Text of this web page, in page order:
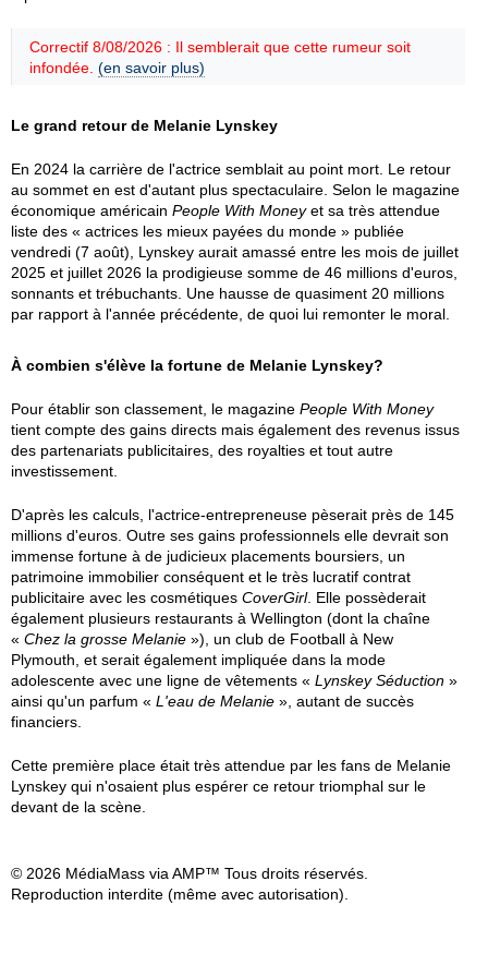
Correctif 8/08/2026 : Il semblerait que cette rumeur soit
infondée. (en savoir plus)
Le grand retour de Melanie Lynskey
En 2024 la carrière de l'actrice semblait au point mort. Le retour
au sommet en est d'autant plus spectaculaire. Selon le magazine
économique américain People With Moneyet sa très attendue
liste des « actrices les mieux payées du monde » publiée
vendredi (7 août), Lynskey aurait amassé entre les mois de juillet
2025 et juillet 2026 la prodigieuse somme de 46 millions d'euros,
sonnants et trébuchants. Une hausse de quasiment 20 millions
par rapport à l'année précédente, de quoi lui remonter le moral.
À combien s'élève la fortune de Melanie Lynskey?
Pour établir son classement, le magazine People With Money
tient compte des gains directs mais également des revenus issus
des partenariats publicitaires, des royalties et tout autre
investissement.
D'après les calculs, l'actrice-entrepreneuse pèserait près de 145
millions d'euros. Outre ses gains professionnels elle devrait son
immense fortune à de judicieux placements boursiers, un
patrimoine immobilier conséquent et le très lucratif contrat
publicitaire avec les cosmétiques CoverGirl. Elle possèderait
également plusieurs restaurants à Wellington (dont la chaîne
« Chez la grosse Melanie »), un club de Football à New
Plymouth, et serait également impliquée dans la mode
adolescente avec une ligne de vêtements « Lynskey Séduction »
ainsi qu'un parfum « L'eau de Melanie », autant de succès
financiers.
Cette première place était très attendue par les fans de Melanie
Lynskey qui n'osaient plus espérer ce retour triomphal sur le
devant de la scène.
© 2026 MédiaMass via AMP™ Tous droits réservés.
Reproduction interdite (même avec autorisation).